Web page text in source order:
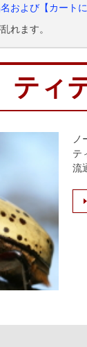
および【カー
れます。
ティ
ノ
テ
流